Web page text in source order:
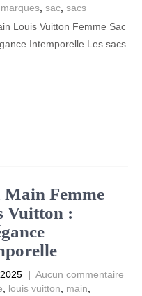
marques, sac, sacs
Louis Vuitton Femme Sac
Intemporelle Les sacs
Main Femme
Vuitton :
| Aucun commentaire
louis vuitton main